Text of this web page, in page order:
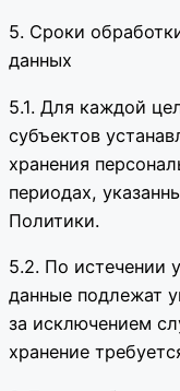
5. Сроки
данных
5.1. Для каждой
субъектов
хранения
периодах,
Политики.
5.2. По истечении
данные подлежат
за исключением
хранение